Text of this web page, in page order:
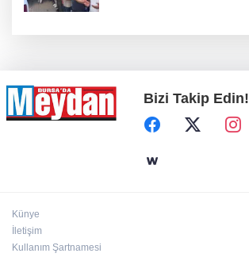
Bizi Takip Edin!
Künye
İletişim
Kullanım Şartnamesi